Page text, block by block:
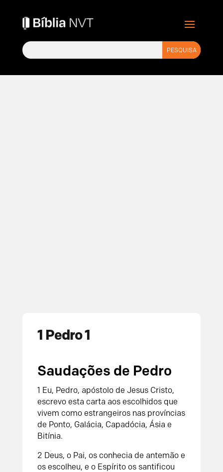
1 Pedro 1
Saudações de Pedro
1 Eu, Pedro, apóstolo de Jesus Cristo,
escrevo esta carta aos escolhidos que
vivem como estrangeiros nas províncias
de Ponto, Galácia, Capadócia, Ásia e
Bitínia.
2 Deus, o Pai, os conhecia de antemão e
os escolheu, e o Espírito os santificou